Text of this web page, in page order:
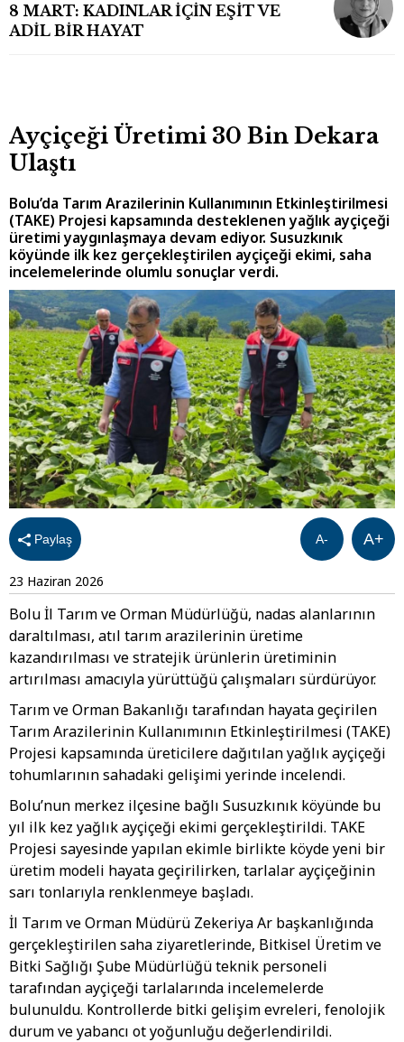
8 MART: KADINLAR İÇİN EŞİT VE
ADİL BİR HAYAT
Ayçiçeği Üretimi 30 Bin Dekara
Ulaştı
Bolu’da Tarım Arazilerinin Kullanımının Etkinleştirilmesi
(TAKE) Projesi kapsamında desteklenen yağlık ayçiçeği
üretimi yaygınlaşmaya devam ediyor. Susuzkınık
köyünde ilk kez gerçekleştirilen ayçiçeği ekimi, saha
incelemelerinde olumlu sonuçlar verdi.
Paylaş A+
A-
23 Haziran 2026
Bolu İl Tarım ve Orman Müdürlüğü, nadas alanlarının
daraltılması, atıl tarım arazilerinin üretime
kazandırılması ve stratejik ürünlerin üretiminin
artırılması amacıyla yürüttüğü çalışmaları sürdürüyor.
Tarım ve Orman Bakanlığı tarafından hayata geçirilen
Tarım Arazilerinin Kullanımının Etkinleştirilmesi (TAKE)
Projesi kapsamında üreticilere dağıtılan yağlık ayçiçeği
tohumlarının sahadaki gelişimi yerinde incelendi.
Bolu’nun merkez ilçesine bağlı Susuzkınık köyünde bu
yıl ilk kez yağlık ayçiçeği ekimi gerçekleştirildi. TAKE
Projesi sayesinde yapılan ekimle birlikte köyde yeni bir
üretim modeli hayata geçirilirken, tarlalar ayçiçeğinin
sarı tonlarıyla renklenmeye başladı.
İl Tarım ve Orman Müdürü Zekeriya Ar başkanlığında
gerçekleştirilen saha ziyaretlerinde, Bitkisel Üretim ve
Bitki Sağlığı Şube Müdürlüğü teknik personeli
tarafından ayçiçeği tarlalarında incelemelerde
bulunuldu. Kontrollerde bitki gelişim evreleri, fenolojik
durum ve yabancı ot yoğunluğu değerlendirildi.